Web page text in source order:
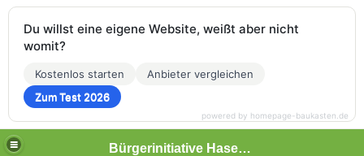
Bürgerinitiative Hasenthal
Du willst eine eigene Website, weißt aber nicht
womit?
Kostenlos starten
Anbieter vergleichen
Zum Test 2026
powered by homepage-baukasten.de